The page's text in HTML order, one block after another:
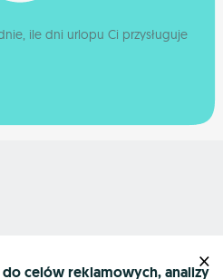
ile dni urlopu Ci przysługuje
celów reklamowych, analizy
×